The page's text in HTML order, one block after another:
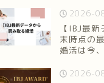
2026-
【IBJ最
末時点の
婚活は今
2026-